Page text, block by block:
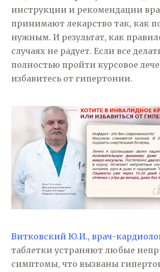
инструкции и рекомендации
принимают лекарство так, как
нужным. И результат, как
случаях не радует. Если все
полностью пройти курсовое
избавитесь от гипертонии.
Витковский Ю.И., врач-
таблетки устраняют любые
симптомы, что вызваны